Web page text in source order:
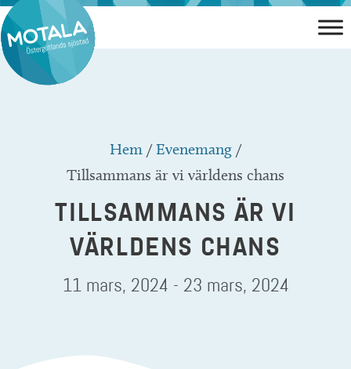
Hoppa
till
innehåll
Hem /Evenemang /
Tillsammans är vi världens chans
TILLSAMMANS ÄR VI
VÄRLDENS CHANS
11 mars, 2024 - 23 mars, 2024